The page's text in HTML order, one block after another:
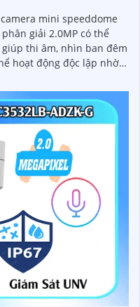
camera mini speeddome
giải 2.0MP có thể
thi âm, nhìn ban đêm
hoạt động độc lập nhờ